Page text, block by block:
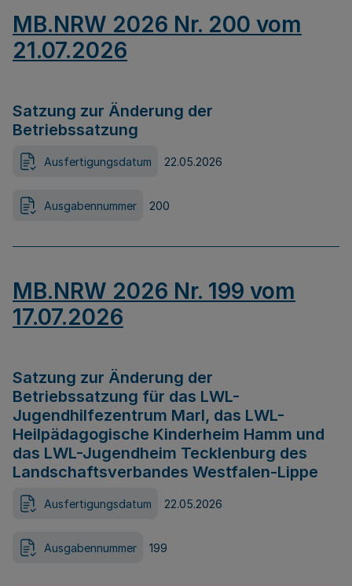
MB.NRW 2026 Nr. 200 vom
21.07.2026
Satzung zur Änderung der
Betriebssatzung
Ausfertigungsdatum 22.05.2026
Ausgabennummer 200
MB.NRW 2026 Nr. 199 vom
17.07.2026
Satzung zur Änderung der
Betriebssatzung für das LWL-
Jugendhilfezentrum Marl, das LWL-
Heilpädagogische Kinderheim Hamm und
das LWL-Jugendheim Tecklenburg des
Landschaftsverbandes Westfalen-Lippe
Ausfertigungsdatum 22.05.2026
Ausgabennummer 199